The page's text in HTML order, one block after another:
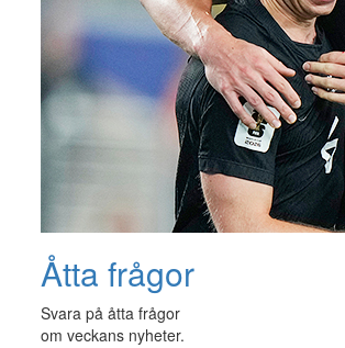
Åtta frågor
Svara på åtta frågor
om veckans nyheter.